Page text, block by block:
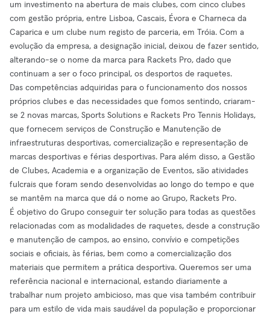
um investimento na abertura de mais clubes, com cinco clubes
com gestão própria, entre Lisboa, Cascais, Évora e Charneca da
Caparica e um clube num registo de parceria, em Tróia. Com a
evolução da empresa, a designação inicial, deixou de fazer sentido,
alterando-se o nome da marca para Rackets Pro, dado que
continuam a ser o foco principal, os desportos de raquetes.
Das competências adquiridas para o funcionamento dos nossos
próprios clubes e das necessidades que fomos sentindo, criaram-
se 2 novas marcas, Sports Solutions e Rackets Pro Tennis Holidays,
que fornecem serviços de Construção e Manutenção de
infraestruturas desportivas, comercialização e representação de
marcas desportivas e férias desportivas. Para além disso, a Gestão
de Clubes, Academia e a organização de Eventos, são atividades
fulcrais que foram sendo desenvolvidas ao longo do tempo e que
se mantêm na marca que dá o nome ao Grupo, Rackets Pro.
É objetivo do Grupo conseguir ter solução para todas as questões
relacionadas com as modalidades de raquetes, desde a construção
e manutenção de campos, ao ensino, convívio e competições
sociais e oficiais, às férias, bem como a comercialização dos
materiais que permitem a prática desportiva. Queremos ser uma
referência nacional e internacional, estando diariamente a
trabalhar num projeto ambicioso, mas que visa também contribuir
para um estilo de vida mais saudável da população e proporcionar